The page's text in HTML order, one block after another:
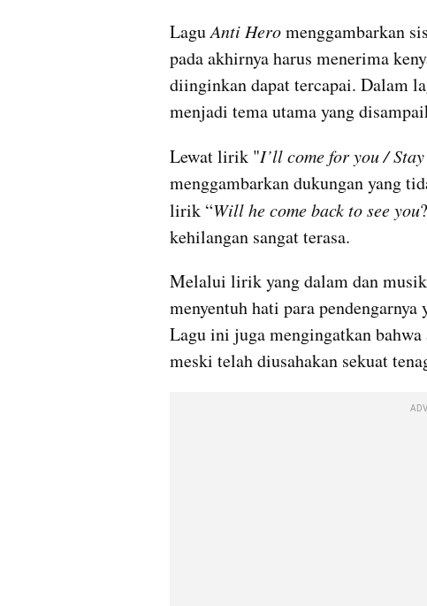
Lagu Anti Hero menggambarkan
pada akhirnya harus menerima
diinginkan dapat tercapai. Dalam
menjadi tema utama yang
Lewat lirik "I’ll come for you /
menggambarkan dukungan yang
lirik “Will he come back to see you
kehilangan sangat terasa.
Melalui lirik yang dalam dan
menyentuh hati para
Lagu ini juga mengingatkan
meski telah diusahakan sekuat